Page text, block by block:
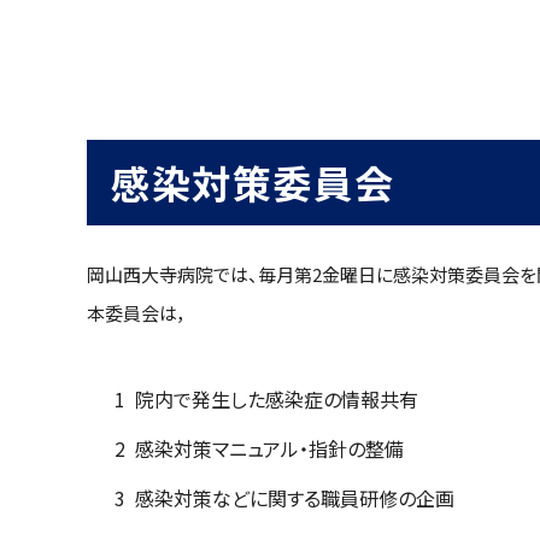
感染対策委員会
岡山西大寺病院では、毎月第2金曜日に感染対策委員会を
本委員会は，
院内で発生した感染症の情報共有
感染対策マニュアル・指針の整備
感染対策などに関する職員研修の企画